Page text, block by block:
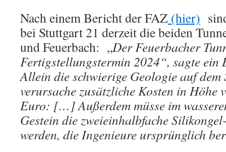
Nach einem Bericht der FAZ (hier)
bei Stuttgart 21 derzeit die beiden
und Feuerbach: „Der Feuerbacher
Fertigstellungstermin 2024“, sagte
Allein die schwierige Geologie auf
verursache zusätzliche Kosten in
Euro: […] Außerdem müsse im
Gestein die zweieinhalbfache
werden, die Ingenieure ursprünglich